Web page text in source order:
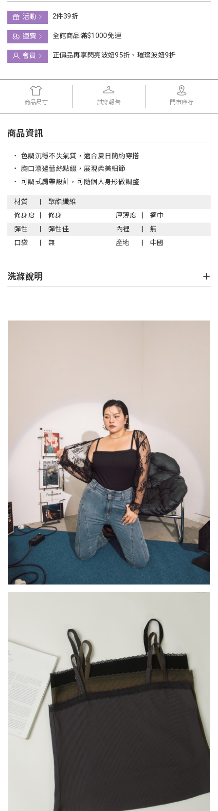
活動
2件39折
運費
全館商品滿$1000免運
會員
正價品再享閃亮波妞95折、璀璨波妞9折
商品尺寸 試穿報告 門市庫存
商品資訊
• 色調沉穩不失氣質，適合夏日簡約穿搭
• 胸口滾邊蕾絲點綴，展現柔美細節
• 可調式肩帶設計，可隨個人身形做調整
材質
聚酯纖維
修身度
修身 厚薄度
適中
彈性
彈性佳 內裡
無
口袋
無 產地 中國
洗滌說明